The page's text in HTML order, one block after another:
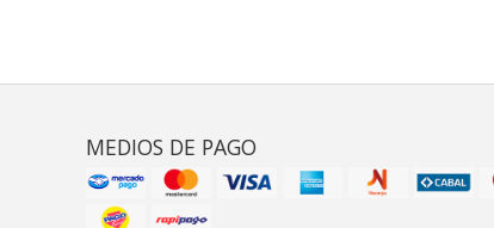
MEDIOS DE PAGO